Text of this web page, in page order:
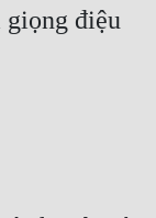
giọng điệu